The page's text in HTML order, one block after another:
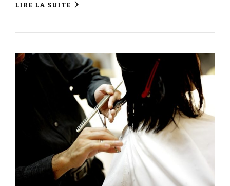
LIRE LA SUITE